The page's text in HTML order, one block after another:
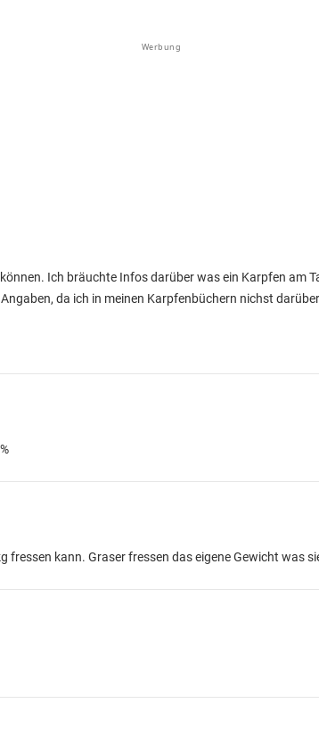
Werbung
Ich bräuchte Infos darüber was ein Karpfen am
da ich in meinen Karpfenbüchern nichst
fressen kann. Graser fressen das eigene Gewicht was